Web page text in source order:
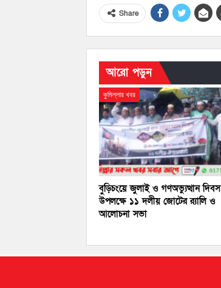
Share
আরো পড়ুন
কুমিল্লার খবর
বুড়িচংয়ে জুলাই ও গণঅভ্যুত্থান দিবস
উপলক্ষে ১১ দলীয় জোটের র‍্যালি ও
আলোচনা সভা